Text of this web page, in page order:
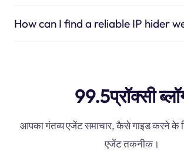
How can I find a reliable IP hider
99.5प्रॉक्सी
आपका गंतव्य एजेंट समाचार, कैसे गाइड करने के
एजेंट तकनीक।